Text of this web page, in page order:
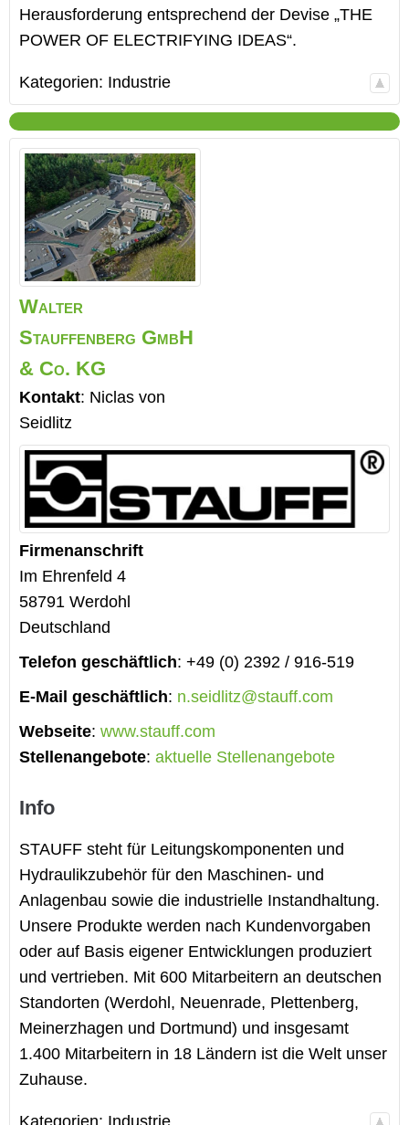
Herausforderung entsprechend der Devise „THE
POWER OF ELECTRIFYING IDEAS“.
Kategorien: Industrie
Walter
Stauffenberg GmbH
& Co. KG
Kontakt: Niclas von
Seidlitz
Firmenanschrift
Im Ehrenfeld 4
58791 Werdohl
Deutschland
Telefon geschäftlich: +49 (0) 2392 / 916-519
E-Mail geschäftlich: n.seidlitz@stauff.com
Webseite: www.stauff.com
Stellenangebote: aktuelle Stellenangebote
Info
STAUFF steht für Leitungskomponenten und
Hydraulikzubehör für den Maschinen- und
Anlagenbau sowie die industrielle Instandhaltung.
Unsere Produkte werden nach Kundenvorgaben
oder auf Basis eigener Entwicklungen produziert
und vertrieben. Mit 600 Mitarbeitern an deutschen
Standorten (Werdohl, Neuenrade, Plettenberg,
Meinerzhagen und Dortmund) und insgesamt
1.400 Mitarbeitern in 18 Ländern ist die Welt unser
Zuhause.
Kategorien: Industrie